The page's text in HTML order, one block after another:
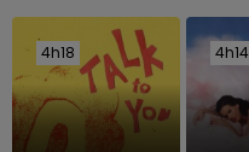
4h18
4h18 4h14
4h14